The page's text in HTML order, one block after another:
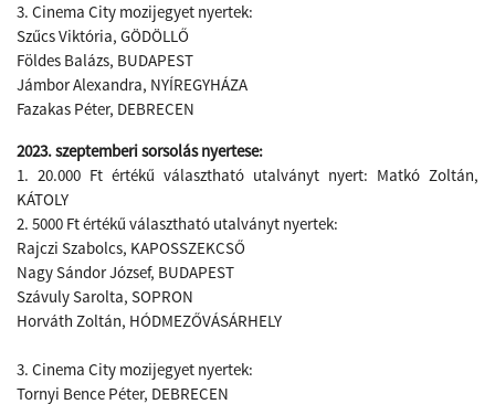
3. Cinema City mozijegyet nyertek:
Szűcs Viktória, GÖDÖLLŐ
Földes Balázs, BUDAPEST
Jámbor Alexandra, NYÍREGYHÁZA
Fazakas Péter, DEBRECEN
2023. szeptemberi sorsolás nyertese:
1. 20.000 Ft értékű választható utalványt nyert: Matkó Zoltán,
KÁTOLY
2. 5000 Ft értékű választható utalványt nyertek:
Rajczi Szabolcs, KAPOSSZEKCSŐ
Nagy Sándor József, BUDAPEST
Szávuly Sarolta, SOPRON
Horváth Zoltán, HÓDMEZŐVÁSÁRHELY
3. Cinema City mozijegyet nyertek:
Tornyi Bence Péter, DEBRECEN